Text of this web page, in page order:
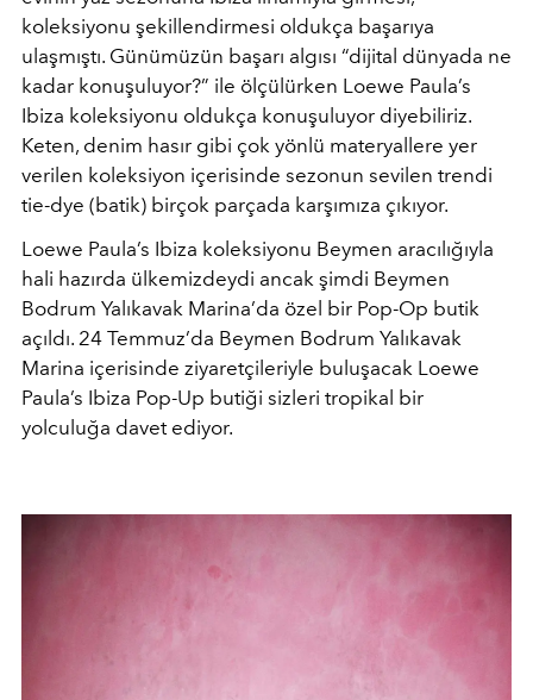
koleksiyonu şekillendirmesi oldukça başarıya
ulaşmıştı. Günümüzün başarı algısı “dijital dünyada ne
kadar konuşuluyor?” ile ölçülürken Loewe Paula’s
Ibiza koleksiyonu oldukça konuşuluyor diyebiliriz.
Keten, denim hasır gibi çok yönlü materyallere yer
verilen koleksiyon içerisinde sezonun sevilen trendi
tie-dye (batik) birçok parçada karşımıza çıkıyor.
Loewe Paula’s Ibiza koleksiyonu Beymen aracılığıyla
hali hazırda ülkemizdeydi ancak şimdi Beymen
Bodrum Yalıkavak Marina’da özel bir Pop-Op butik
açıldı. 24 Temmuz’da Beymen Bodrum Yalıkavak
Marina içerisinde ziyaretçileriyle buluşacak Loewe
Paula’s Ibiza Pop-Up butiği sizleri tropikal bir
yolculuğa davet ediyor.